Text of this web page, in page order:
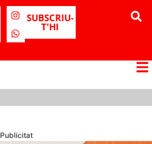
SUBSCRIU-
T'HI
Publicitat